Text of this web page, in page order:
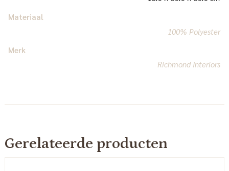
Materiaal
100% Polyester
Merk
Richmond Interiors
Gerelateerde producten